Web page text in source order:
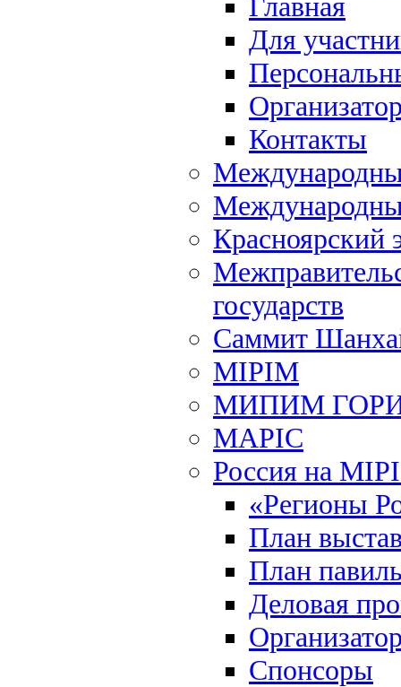
Для
Контакты
Красноярский
государств
Саммит
MIPIM
МИПИМ
MAPIC
Россия на
«Регионы
План
План
Деловая
Спонсоры